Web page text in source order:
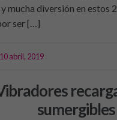
mucha diversión en estos
ser […]
10 abril, 2019
sumergibles